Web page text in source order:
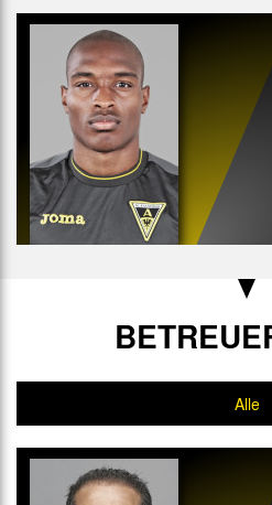
Alle
Trainer